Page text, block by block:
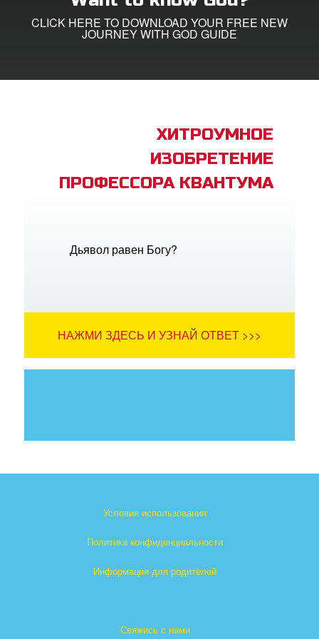
языкCLICK HERE TO DOWNLOAD YOUR FREE NEW
JOURNEY WITH GOD GUIDE
ХИТРОУМНОЕ
ИЗОБРЕТЕНИЕ
ПРОФЕССОРА КВАНТУМА
Дьявол равен Богу?
НАЖМИ ЗДЕСЬ И УЗНАЙ ОТВЕТ >>>
Условия использования
Политика конфиденциальности
Информация для родителей
Свяжись с нами